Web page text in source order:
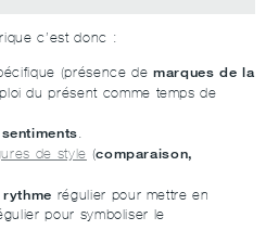
c’est donc :
(présence demarques de la
du présent comme temps de
.
de style (comparaison,
rythme régulier pour mettre en
pour symboliser le